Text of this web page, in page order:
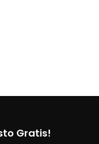
Gratis!